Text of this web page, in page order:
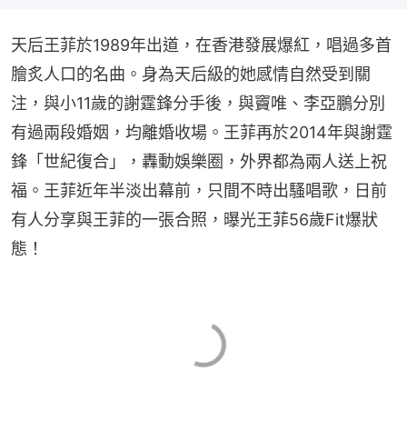
天后王菲於1989年出道，在香港發展爆紅，唱過多首
膾炙人口的名曲。身為天后級的她感情自然受到關
注，與小11歲的謝霆鋒分手後，與竇唯、李亞鵬分別
有過兩段婚姻，均離婚收場。王菲再於2014年與謝霆
鋒「世紀復合」，轟動娛樂圈，外界都為兩人送上祝
福。王菲近年半淡出幕前，只間不時出騷唱歌，日前
有人分享與王菲的一張合照，曝光王菲56歲Fit爆狀
態！